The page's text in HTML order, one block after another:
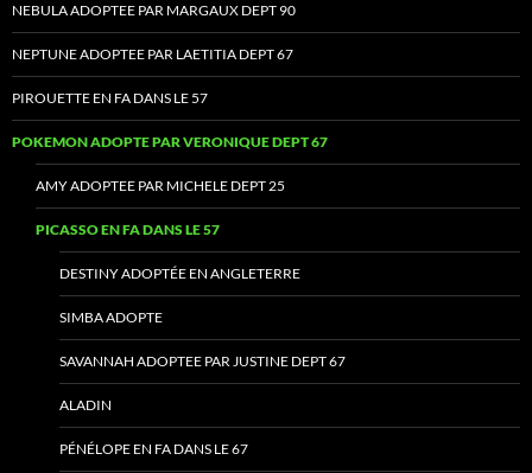
NEBULA ADOPTEE PAR MARGAUX DEPT 90
NEPTUNE ADOPTEE PAR LAETITIA DEPT 67
PIROUETTE EN FA DANS LE 57
POKEMON ADOPTE PAR VERONIQUE DEPT 67
AMY ADOPTEE PAR MICHELE DEPT 25
PICASSO EN FA DANS LE 57
DESTINY ADOPTÉE EN ANGLETERRE
SIMBA ADOPTE
SAVANNAH ADOPTEE PAR JUSTINE DEPT 67
ALADIN
PÉNÉLOPE EN FA DANS LE 67